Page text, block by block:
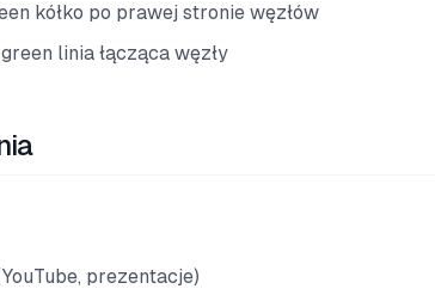
kółko po prawej stronie węzłów
linia łącząca węzły
prezentacje)